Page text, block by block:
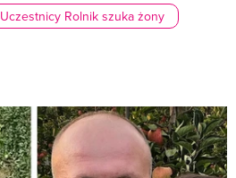
Uczestnicy Rolnik szuka żony